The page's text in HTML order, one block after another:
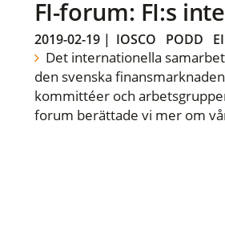
FI-forum: FI:s
2019-02-19| IOSCO PODD
Det internationella
den svenska
kommittéer och
forum berättade vi mer om